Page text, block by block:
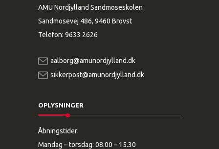
AMU Nordjylland Sandmoseskolen
Sandmosevej 486, 9460 Brovst
Telefon: 9633 2626
aalborg@amunordjylland.dk
sikkerpost@amunordjylland.dk
OPLYSNINGER
Åbningstider:
Mandag – torsdag: 08.00 – 15.30